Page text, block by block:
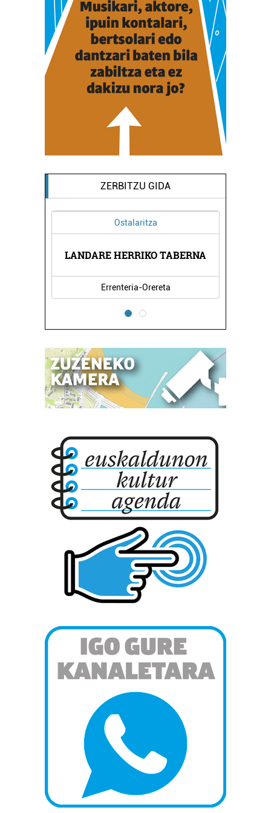
ZERBITZU GIDA
Ostalaritza
LANDARE HERRIKO TABERNA
Errenteria-Orereta